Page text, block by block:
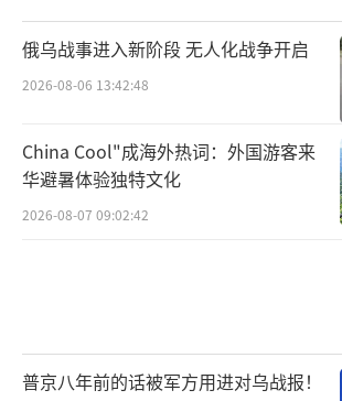
俄乌战事进入新阶段 无人化战争开启
2026-08-06 13:42:48
China Cool"成海外热词：外国游客来
华避暑体验独特文化
2026-08-07 09:02:42
普京八年前的话被军方用进对乌战报！